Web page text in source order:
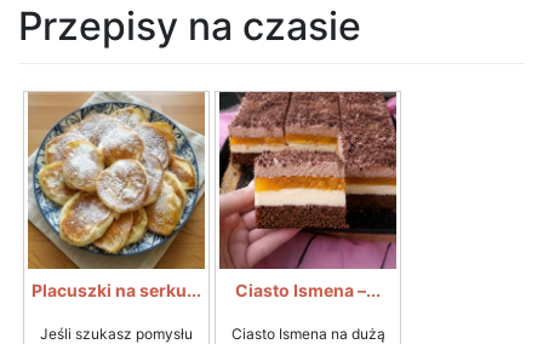
Przepisy na czasie
Placuszki na serku...
Jeśli szukasz pomysłu
Ciasto Ismena –...
Ciasto Ismena na dużą